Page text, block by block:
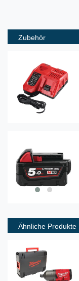
Zubehör
Ähnliche Produkte